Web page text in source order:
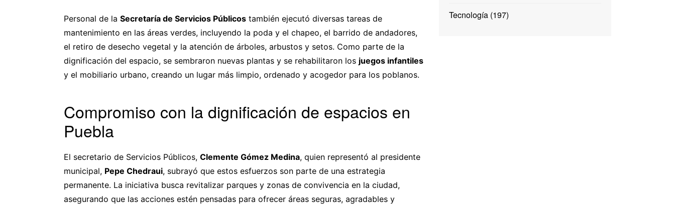
Personal de la Secretaría de Servicios Públicos también ejecutó diversas tareas de
mantenimiento en las áreas verdes, incluyendo la poda y el chapeo, el barrido de andadores,
el retiro de desecho vegetal y la atención de árboles, arbustos y setos. Como parte de la
dignificación del espacio, se sembraron nuevas plantas y se rehabilitaron los juegos infantiles
y el mobiliario urbano, creando un lugar más limpio, ordenado y acogedor para los poblanos.
Compromiso con la dignificación de espacios en
Puebla
El secretario de Servicios Públicos, Clemente Gómez Medina, quien representó al presidente
municipal, Pepe Chedraui, subrayó que estos esfuerzos son parte de una estrategia
permanente. La iniciativa busca revitalizar parques y zonas de convivencia en la ciudad,
asegurando que las acciones estén pensadas para ofrecer áreas seguras, agradables y
Tecnología(197)